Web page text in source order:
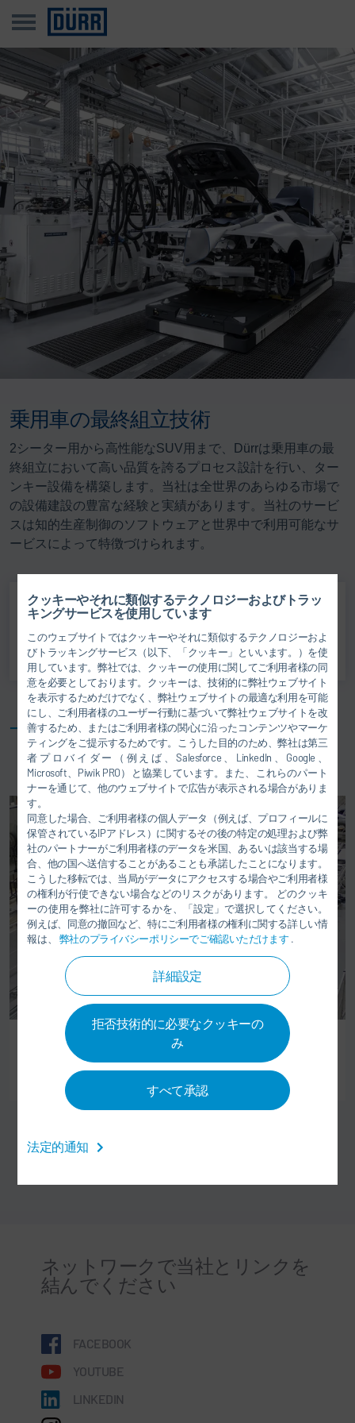
クッキーやそれに類似するテクノロジーおよびトラッ
キングサービスを使用しています
このウェブサイトではクッキーやそれに類似するテクノロジーおよ
びトラッキングサービス（以下、「クッキー」といいます。）を使
用しています。弊社では、クッキーの使用に関してご利用者様の同
意を必要としております。クッキーは、技術的に弊社ウェブサイト
を表示するためだけでなく、弊社ウェブサイトの最適な利用を可能
にし、ご利用者様のユーザー行動に基づいて弊社ウェブサイトを改
善するため、またはご利用者様の関心に沿ったコンテンツやマーケ
ティングをご提示するためです。こうした目的のため、弊社は第三
者プロバイダー（例えば、Salesforce、LinkedIn、Google、
Microsoft、Piwik PRO）と協業しています。また、これらのパート
ナーを通じて、他のウェブサイトで広告が表示される場合がありま
す。
同意した場合、ご利用者様の個人データ（例えば、プロフィールに
保管されているIPアドレス）に関するその後の特定の処理および弊
社のパートナーがご利用者様のデータを米国、あるいは該当する場
合、他の国へ送信することがあることも承諾したことになります。
こうした移転では、当局がデータにアクセスする場合やご利用者様
の権利が行使できない場合などのリスクがあります。 どのクッキ
ーの使用を弊社に許可するかを、「設定」で選択してください。
例えば、同意の撤回など、特にご利用者様の権利に関する詳しい情
報は、 弊社のプライバシーポリシーでご確認いただけます .
詳細設定
拒否技術的に必要なクッキーの
み
すべて承認
法定的通知
乗用車の最終組立技術
2シーター用から高性能なSUV用まで、Dürrは乗用車の最
終組立において高い品質を誇るプロセス設計を行い、ター
ンキー設備を構築します。当社は全世界のあらゆる市場で
の設備建設の豊富な経験と実績があります。当社のサービ
スは知的生産制御のソフトウェアと世界中で利用可能なサ
ービスによって特徴づけられます。
Print
Share
類似製品 補完製品
スキッドレスのマテリアルハンドリング
詳細をご確認ください
ネットワークで当社とリンクを
結んでください
FACEBOOK
YOUTUBE
LINKEDIN